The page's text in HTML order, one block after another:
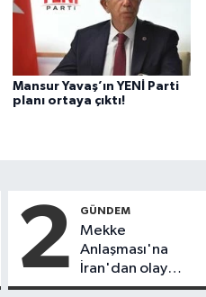
Mansur Yavaş’ın YENİ Parti
planı ortaya çıktı!
2 GÜNDEM
Mekke
Anlaşması'na
İran'dan olay
tepki: